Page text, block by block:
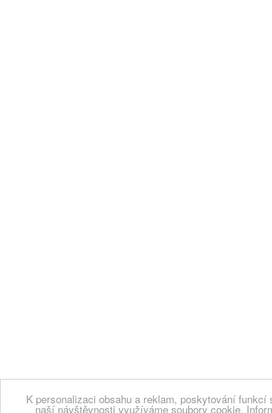
K personalizaci obsahu a reklam, poskytování
naší návštěvnosti využíváme soubory cookie.